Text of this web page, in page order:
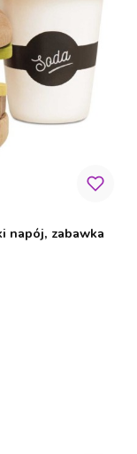
napój, zabawka